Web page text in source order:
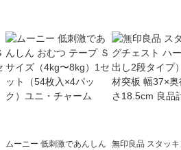
ムーニー 低刺激であんしん
無印良品 スタッキ